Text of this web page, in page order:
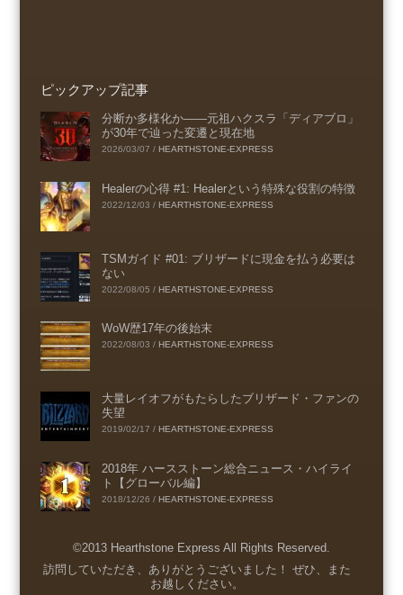
ピックアップ記事
分断か多様化か――元祖ハクスラ「ディアブロ」
が30年で辿った変遷と現在地
2026/03/07 / HEARTHSTONE-EXPRESS
Healerの心得 #1: Healerという特殊な役割の特徴
2022/12/03 / HEARTHSTONE-EXPRESS
TSMガイド #01: ブリザードに現金を払う必要は
ない
2022/08/05 / HEARTHSTONE-EXPRESS
WoW歴17年の後始末
2022/08/03 / HEARTHSTONE-EXPRESS
大量レイオフがもたらしたブリザード・ファンの
失望
2019/02/17 / HEARTHSTONE-EXPRESS
2018年 ハースストーン総合ニュース・ハイライ
ト【グローバル編】
2018/12/26 / HEARTHSTONE-EXPRESS
©2013 Hearthstone Express All Rights Reserved.
Menu
訪問していただき、ありがとうございました！ ぜひ、また
お越しください。